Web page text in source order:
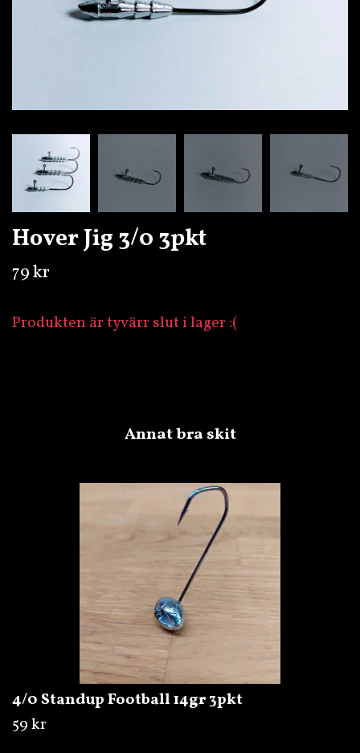
Hover Jig 3/0 3pkt
79 kr
Produkten är tyvärr slut i lager :(
4/0 Standup Football 14gr 3pkt
59 kr